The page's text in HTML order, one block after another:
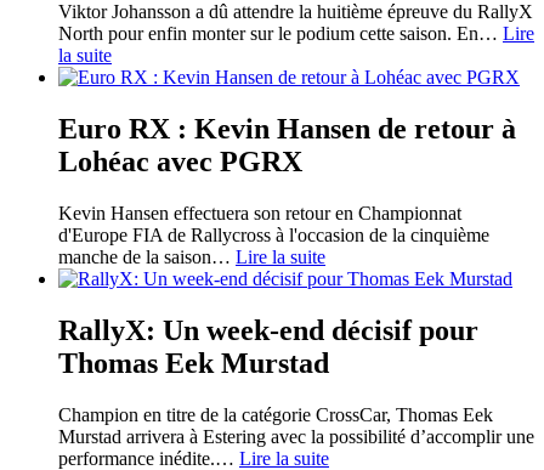
Viktor Johansson a dû attendre la huitième épreuve du RallyX
North pour enfin monter sur le podium cette saison. En… Lire
la suite
Euro RX : Kevin Hansen de retour à
Lohéac avec PGRX
Kevin Hansen effectuera son retour en Championnat
d'Europe FIA de Rallycross à l'occasion de la cinquième
manche de la saison… Lire la suite
RallyX: Un week-end décisif pour
Thomas Eek Murstad
Champion en titre de la catégorie CrossCar, Thomas Eek
Murstad arrivera à Estering avec la possibilité d’accomplir une
performance inédite.… Lire la suite